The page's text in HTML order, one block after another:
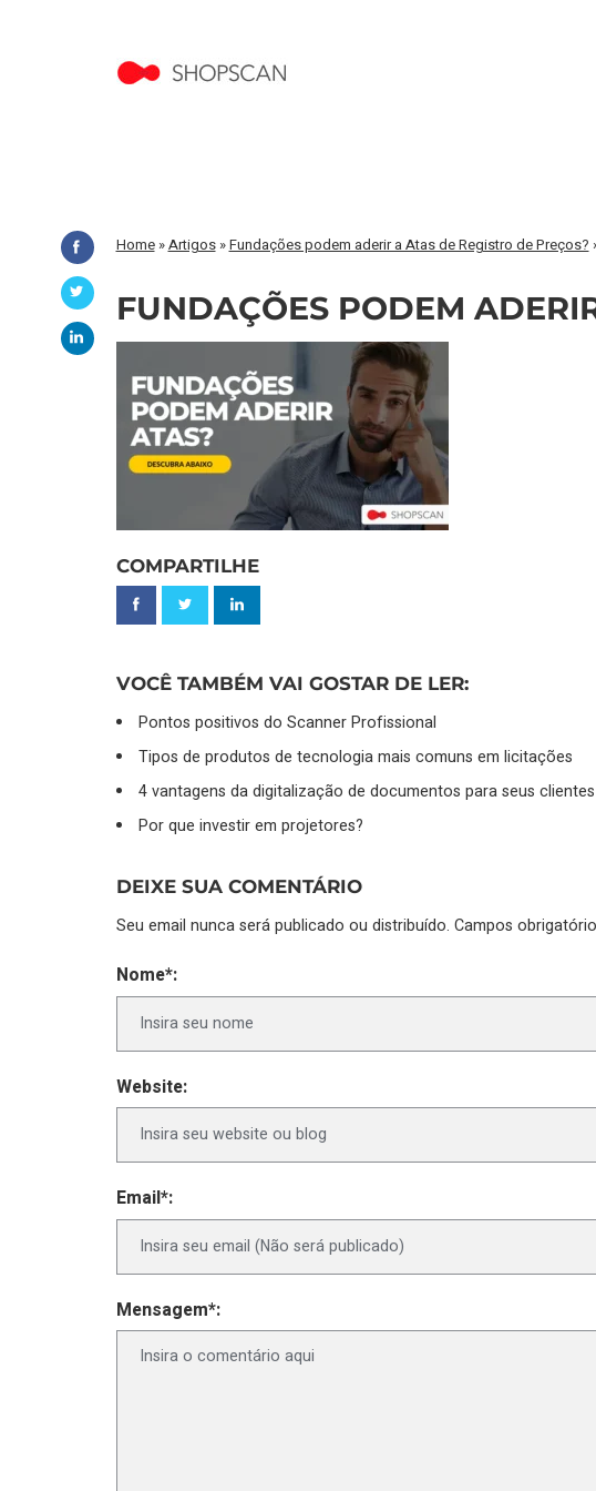
Home»Artigos»Fundações podem aderir a Atas de Registro de Preços?
FUNDAÇÕES PODEM
COMPARTILHE
VOCÊ TAMBÉM VAI GOSTAR DE LER:
Pontos positivos do Scanner Profissional
Tipos de produtos de tecnologia mais comuns em licitações
4 vantagens da digitalização de documentos para seus clientes
Por que investir em projetores?
DEIXE SUA COMENTÁRIO
Seu email nunca será publicado ou distribuído. Campos
Nome*:
Website:
Email*:
Mensagem*: